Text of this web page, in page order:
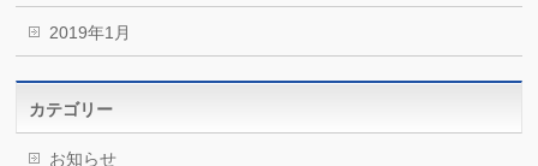
2019年1月
カテゴリー
お知らせ